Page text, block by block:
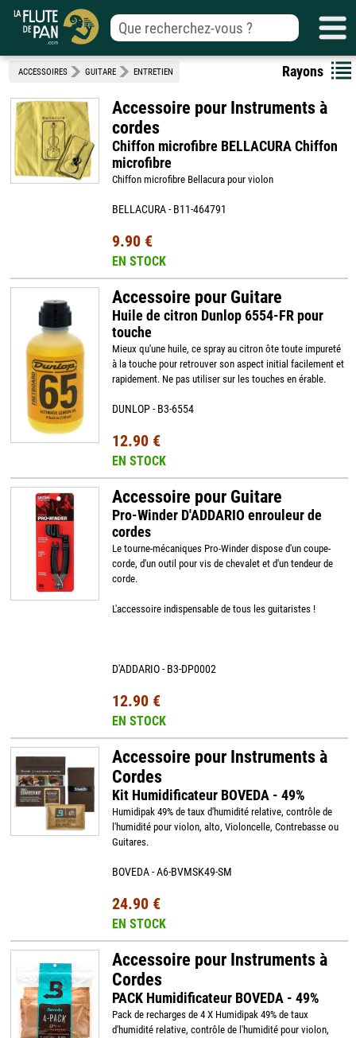
ACCESSOIRES GUITARE ENTRETIEN Rayons
Accessoire pour Instruments à
cordes
Chiffon microfibre BELLACURA Chiffon
microfibre
Chiffon microfibre Bellacura pour violon
BELLACURA - B11-464791
9.90 €
EN STOCK
Accessoire pour Guitare
Huile de citron Dunlop 6554-FR pour
touche
Mieux qu'une huile, ce spray au citron ôte toute impureté
à la touche pour retrouver son aspect initial facilement et
rapidement. Ne pas utiliser sur les touches en érable.
DUNLOP - B3-6554
12.90 €
EN STOCK
Accessoire pour Guitare
Pro-Winder D'ADDARIO enrouleur de
cordes
Le tourne-mécaniques Pro-Winder dispose d'un coupe-
corde, d'un outil pour vis de chevalet et d'un tendeur de
corde.
L'accessoire indispensable de tous les guitaristes !
D'ADDARIO - B3-DP0002
12.90 €
EN STOCK
Accessoire pour Instruments à
Cordes
Kit Humidificateur BOVEDA - 49%
Humidipak 49% de taux d'humidité relative, contrôle de
l'humidité pour violon, alto, Violoncelle, Contrebasse ou
Guitares.
BOVEDA - A6-BVMSK49-SM
24.90 €
EN STOCK
Accessoire pour Instruments à
Cordes
PACK Humidificateur BOVEDA - 49%
Pack de recharges de 4 X Humidipak 49% de taux
d'humidité relative, contrôle de l'humidité pour violon,